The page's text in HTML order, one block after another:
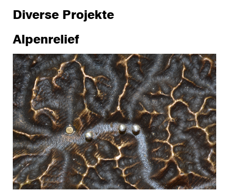
Diverse Projekte
Alpenrelief